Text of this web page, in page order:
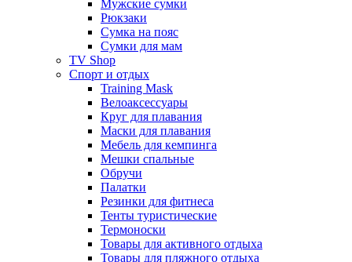
Мужские сумки
Рюкзаки
Сумка на пояс
Сумки для мам
TV Shop
Спорт и отдых
Training Mask
Велоаксессуары
Круг для плавания
Маски для плавания
Мебель для кемпинга
Мешки спальные
Обручи
Палатки
Резинки для фитнеса
Тенты туристические
Термоноски
Товары для активного отдыха
Товары для пляжного отдыха